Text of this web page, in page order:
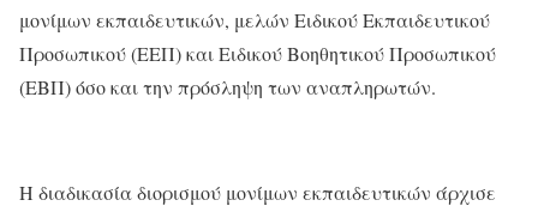
μονίμων εκπαιδευτικών, μελών Ειδικού Εκπαιδευτικού
Προσωπικού (ΕΕΠ) και Ειδικού Βοηθητικού Προσωπικού
(ΕΒΠ) όσο και την πρόσληψη των αναπληρωτών.
Η διαδικασία διορισμού μονίμων εκπαιδευτικών άρχισε